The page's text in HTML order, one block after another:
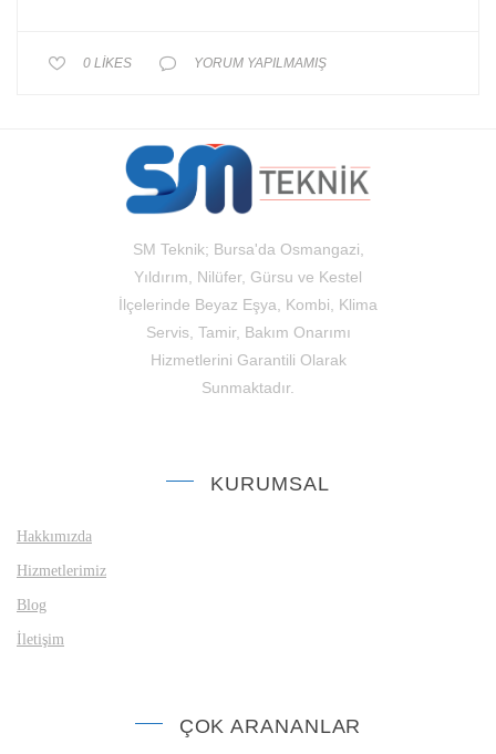
0 LIKES YORUM YAPILMAMIŞ
SM Teknik; Bursa'da Osmangazi,
Yıldırım, Nilüfer, Gürsu ve Kestel
İlçelerinde Beyaz Eşya, Kombi, Klima
Servis, Tamir, Bakım Onarımı
Hizmetlerini Garantili Olarak
Sunmaktadır.
KURUMSAL
Hakkımızda
Hizmetlerimiz
Blog
İletişim
ÇOK ARANANLAR